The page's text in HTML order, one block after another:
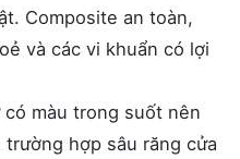
Composite an toàn,
và các vi khuẩn có lợi
có màu trong suốt nên
hợp sâu răng cửa